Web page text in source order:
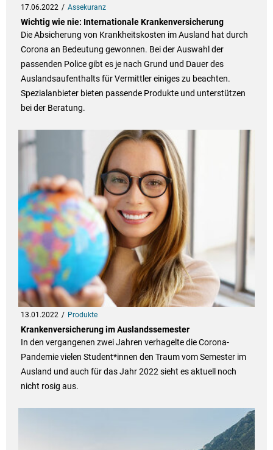
17.06.2022 Assekuranz
Wichtig wie nie: Internationale Krankenversicherung
Die Absicherung von Krankheitskosten im Ausland hat durch
Corona an Bedeutung gewonnen. Bei der Auswahl der
passenden Police gibt es je nach Grund und Dauer des
Auslandsaufenthalts für Vermittler einiges zu beachten.
Spezialanbieter bieten passende Produkte und unterstützen
bei der Beratung.
13.01.2022 Produkte
Krankenversicherung im Auslandssemester
In den vergangenen zwei Jahren verhagelte die Corona-
Pandemie vielen Student*innen den Traum vom Semester im
Ausland und auch für das Jahr 2022 sieht es aktuell noch
nicht rosig aus.